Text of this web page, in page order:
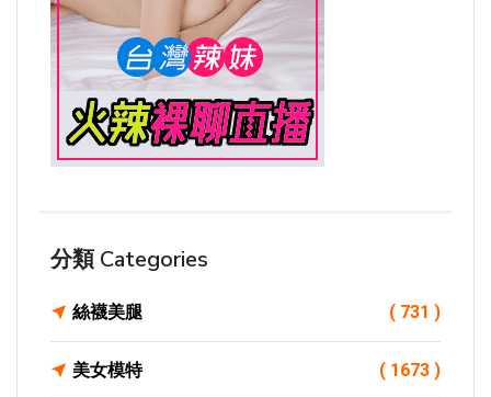
分類 Categories
絲襪美腿 ( 731 )
美女模特 ( 1673 )